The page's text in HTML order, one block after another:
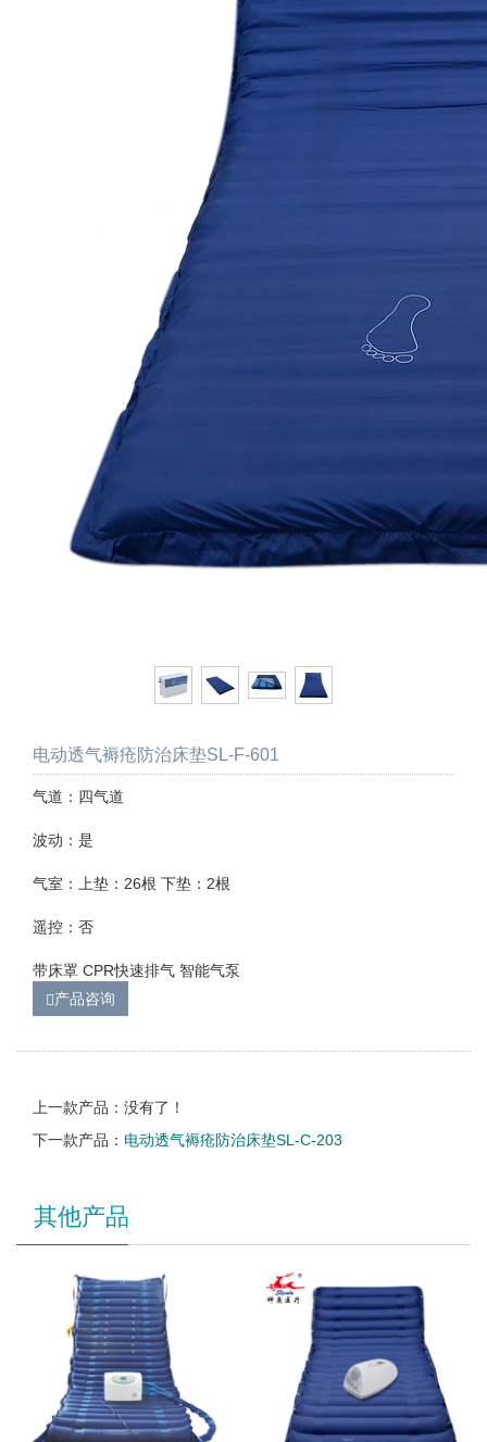
电动透气褥疮防治床垫SL-F-601
气道：四气道
波动：是
气室：上垫：26根 下垫：2根
遥控：否
带床罩 CPR快速排气 智能气泵
产品咨询
上一款产品：没有了！
下一款产品： 电动透气褥疮防治床垫SL-C-203
其他产品